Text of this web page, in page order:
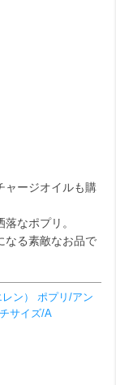
ャージオイルも購
なポプリ。
なる素敵なお品で
ン） ポプリ/アン
サイズ/A